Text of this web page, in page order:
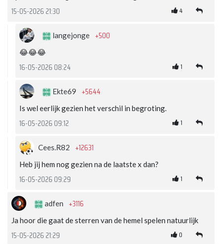
15-05-2026 21:30 4
langejonge +500
😂😂😂
16-05-2026 08:24 1
Ekte69 +5644
Is wel eerlijk gezien het verschil in begroting.
16-05-2026 09:12 1
Cees.R82 +12631
Heb jij hem nog gezien na de laatste x dan?
16-05-2026 09:29 1
adfen +3116
Ja hoor die gaat de sterren van de hemel spelen natuurlijk
15-05-2026 21:29 0